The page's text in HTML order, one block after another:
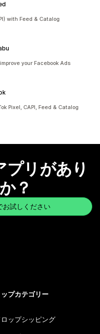
with Feed & Catalog
your Facebook Ads
Pixel, CAPI, Feed & Catalog
リがあり
？
試しください
ップカテゴリー
ロップシッピング